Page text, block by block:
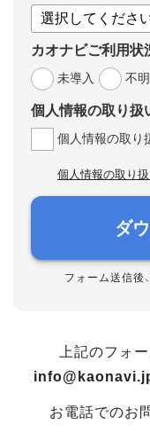
カオナビご利用状
未導入
不明
個人情報の取り扱
個人情報の取り
個人情報の取り
ダ
フォーム送信後
上記のフォ
お電話でのお